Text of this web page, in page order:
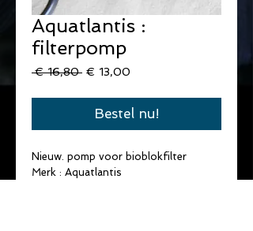
Aquatlantis :
filterpomp
€ 16,80 Normale
€ 13,00
Bestel nu!
Nieuw. pomp voor bioblokfilter
Merk : Aquatlantis